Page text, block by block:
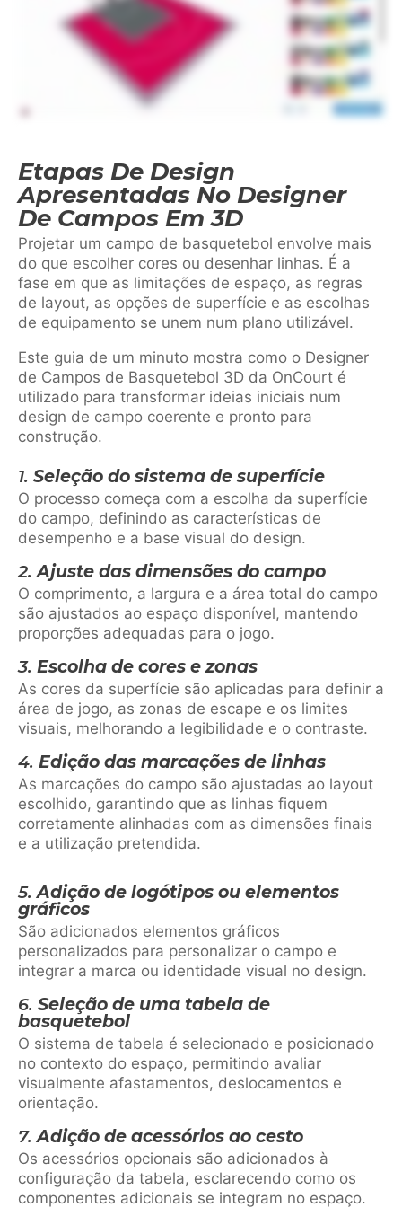
Etapas De Design
Apresentadas No Designer
De Campos Em 3D
Projetar um campo de basquetebol envolve mais
do que escolher cores ou desenhar linhas. É a
fase em que as limitações de espaço, as regras
de layout, as opções de superfície e as escolhas
de equipamento se unem num plano utilizável.
Este guia de um minuto mostra como o Designer
de Campos de Basquetebol 3D da OnCourt é
utilizado para transformar ideias iniciais num
design de campo coerente e pronto para
construção.
1. Seleção do sistema de superfície
O processo começa com a escolha da superfície
do campo, definindo as características de
desempenho e a base visual do design.
2.Ajuste das dimensões do campo
O comprimento, a largura e a área total do campo
são ajustados ao espaço disponível, mantendo
proporções adequadas para o jogo.
3. Escolha de cores e zonas
As cores da superfície são aplicadas para definir a
área de jogo, as zonas de escape e os limites
visuais, melhorando a legibilidade e o contraste.
4. Edição das marcações de linhas
As marcações do campo são ajustadas ao layout
escolhido, garantindo que as linhas fiquem
corretamente alinhadas com as dimensões finais
e a utilização pretendida.
5.Adição de logótipos ou elementos
gráficos
São adicionados elementos gráficos
personalizados para personalizar o campo e
integrar a marca ou identidade visual no design.
6. Seleção de uma tabela de
basquetebol
O sistema de tabela é selecionado e posicionado
no contexto do espaço, permitindo avaliar
visualmente afastamentos, deslocamentos e
orientação.
7.Adição de acessórios ao cesto
Os acessórios opcionais são adicionados à
configuração da tabela, esclarecendo como os
componentes adicionais se integram no espaço.